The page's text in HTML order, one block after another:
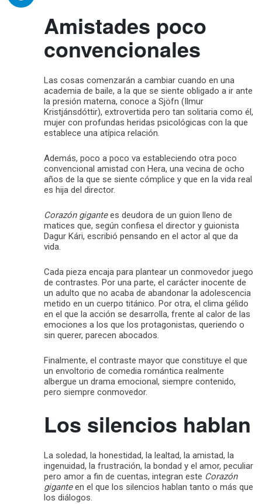
Amistades poco
convencionales
Las cosas comenzarán a cambiar cuando en una
academia de baile, a la que se siente obligado a ir ante
la presión materna, conoce a Sjöfn (Ilmur
Kristjánsdóttir), extrovertida pero tan solitaria como él,
mujer con profundas heridas psicológicas con la que
establece una atípica relación.
Además, poco a poco va estableciendo otra poco
convencional amistad con Hera, una vecina de ocho
años de la que se siente cómplice y que en la vida real
es hija del director.
Corazón gigantees deudora de un guion lleno de
matices que, según confiesa el director y guionista
Dagur Kári, escribió pensando en el actor al que da
vida.
Cada pieza encaja para plantear un conmovedor juego
de contrastes. Por una parte, el carácter inocente de
un adulto que no acaba de abandonar la adolescencia
metido en un cuerpo titánico. Por otra, el clima gélido
en el que la acción se desarrolla, frente al calor de las
emociones a los que los protagonistas, queriendo o
sin querer, parecen abocados.
Finalmente, el contraste mayor que constituye el que
un envoltorio de comedia romántica realmente
albergue un drama emocional, siempre contenido,
pero siempre conmovedor.
Los silencios hablan
La soledad, la honestidad, la lealtad, la amistad, la
ingenuidad, la frustración, la bondad y el amor, peculiar
pero amor a fin de cuentas, integran este Corazón
giganteen el que los silencios hablan tanto o más que
los diálogos.